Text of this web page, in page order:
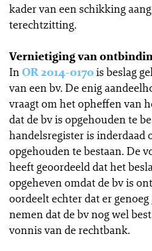
kader van een schikking
terechtzitting.
Vernietiging van
InOR 2014-0170is beslag
van een bv. De enig
vraagt om het opheffen van
dat de bv is opgehouden te
handelsregister is inderdaad
opgehouden te bestaan. De
heeft geoordeeld dat het
opgeheven omdat de bv is
oordeelt echter dat er
nemen dat de bv nog wel
vonnis van de rechtbank.